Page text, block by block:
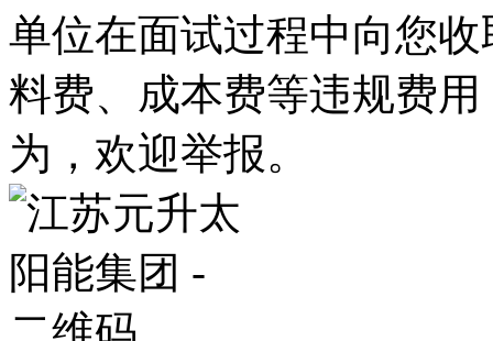
单位在面试过程中向您
料费、成本费等违规费
为，欢迎举报。